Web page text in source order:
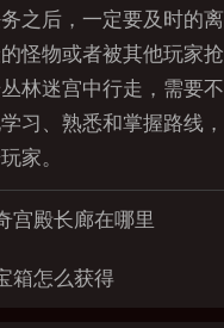
之后，一定要及时的
怪物或者被其他玩家
林迷宫中行走，需要
习、熟悉和掌握路线
家。
宫殿长廊在哪里
箱怎么获得